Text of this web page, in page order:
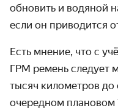
обновить и водяной
если он приводится
Есть мнение, что с
ГРМ ремень следует
тысяч километров
очередном плановом